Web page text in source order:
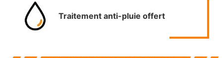
Traitement anti-pluie offert